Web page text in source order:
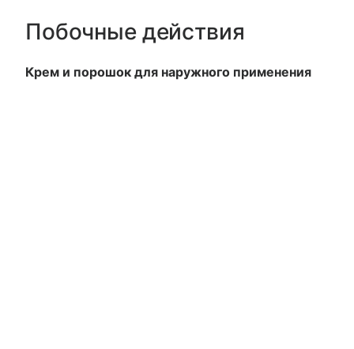
Побочные действия
Крем и порошок для наружного применения